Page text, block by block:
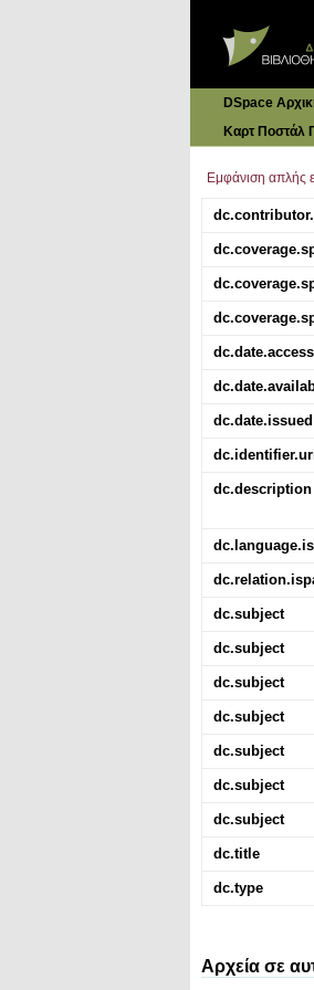
DSpace
Καρτ Ποστάλ
Εμφάνιση απλής
dc.date.issued
dc.description
dc.subject
dc.subject
dc.subject
dc.subject
dc.subject
dc.subject
dc.subject
dc.title
dc.type
Αρχεία σε